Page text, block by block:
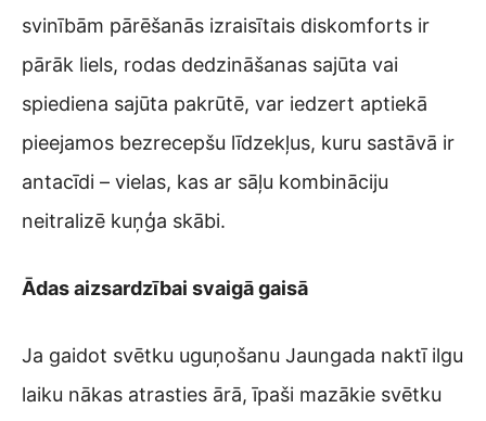
svinībām pārēšanās izraisītais diskomforts ir
pārāk liels, rodas dedzināšanas sajūta vai
spiediena sajūta pakrūtē, var iedzert aptiekā
pieejamos bezrecepšu līdzekļus, kuru sastāvā ir
antacīdi – vielas, kas ar sāļu kombināciju
neitralizē kuņģa skābi.
Ādas aizsardzībai svaigā gaisā
Ja gaidot svētku uguņošanu Jaungada naktī ilgu
laiku nākas atrasties ārā, īpaši mazākie svētku